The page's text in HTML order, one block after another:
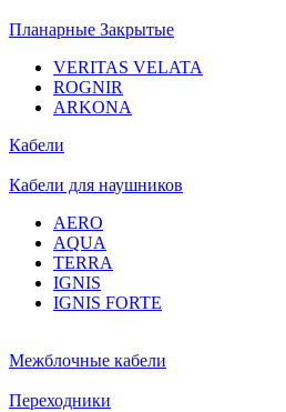
Планарные Закрытые
VERITAS VELATA
ROGNIR
ARKONA
Кабели
Кабели для наушников
AERO
AQUA
TERRA
IGNIS
IGNIS FORTE
Межблочные кабели
Переходники